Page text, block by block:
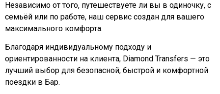
Независимо от того, путешествуете ли вы в одиночку, с
семьёй или по работе, наш сервис создан для вашего
максимального комфорта.
Благодаря индивидуальному подходу и
ориентированности на клиента, Diamond Transfers — это
лучший выбор для безопасной, быстрой и комфортной
поездки в Бар.